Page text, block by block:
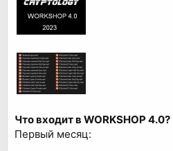
Что входит в WORKSHOP 4.0?
Первый месяц: